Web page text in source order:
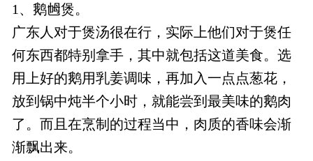
1、鹅乸煲。
广东人对于煲汤很在行，实际上他们对于煲任
何东西都特别拿手，其中就包括这道美食。选
用上好的鹅用乳姜调味，再加入一点点葱花，
放到锅中炖半个小时，就能尝到最美味的鹅肉
了。而且在烹制的过程当中，肉质的香味会渐
渐飘出来。